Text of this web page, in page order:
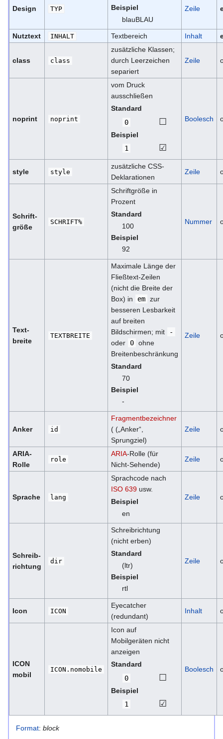
Design TYP
Beispiel
blauBLAU
Zeile
Nutztext INHALT Textbereich Inhalt
class class
zusätzliche Klassen;
durch Leerzeichen
separiert
Zeile
noprint noprint
vom Druck
ausschließen
Standard
0
☐
Beispiel
1
☑
Boolesch
style style
zusätzliche CSS-
Deklarationen
Zeile
Schrift­
größe
SCHRIFT%
Schriftgröße in
Prozent
Standard
100
Beispiel
92
Nummer
Text­
breite
TEXTBREITE
Maximale Länge der
Fließtext-Zeilen
(nicht die Breite der
Box) in
em zur
besseren Lesbarkeit
auf breiten
Bildschirmen; mit
-
oder
0 ohne
Breitenbeschränkung
Standard
70
Beispiel
-
Zeile
Anker id
Fragmentbezeichner
( („Anker“,
Sprungziel)
Zeile
ARIA-
Rolle
role
ARIA-Rolle (für
Nicht-Sehende)
Zeile
Sprache lang
Sprachcode nach
ISO 639usw.
Beispiel
en
Zeile
Schreib­
richtung
dir
Schreibrichtung
(nicht erben)
Standard
(ltr)
Beispiel
rtl
Zeile
Icon ICON
Eyecatcher
(redundant)
Inhalt
ICON
mobil
ICON.nomobile
Icon auf
Mobilgeräten nicht
anzeigen
Standard
0
☐
Beispiel
1
☑
Boolesch
Format: block